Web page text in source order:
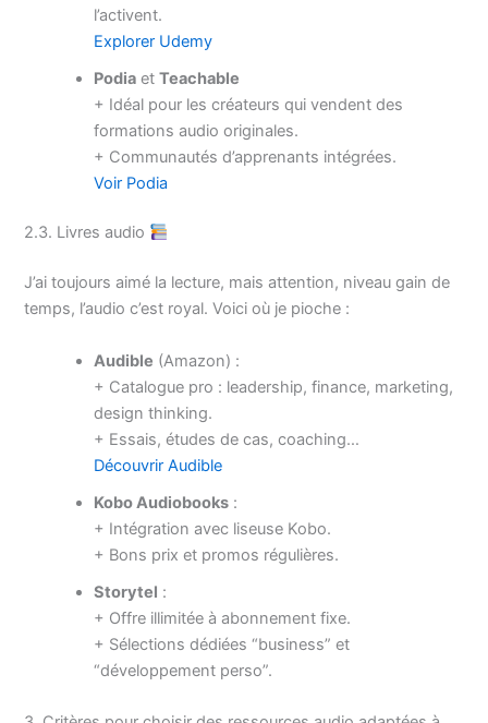
l’activent.
Explorer Udemy
Podia etTeachable
+ Idéal pour les créateurs qui vendent des
formations audio originales.
+ Communautés d’apprenants intégrées.
Voir Podia
2.3. Livres audio
J’ai toujours aimé la lecture, mais attention, niveau gain de
temps, l’audio c’est royal. Voici où je pioche :
Audible (Amazon) :
+ Catalogue pro : leadership, finance, marketing,
design thinking.
+ Essais, études de cas, coaching…
Découvrir Audible
Kobo Audiobooks :
+ Intégration avec liseuse Kobo.
+ Bons prix et promos régulières.
Storytel :
+ Offre illimitée à abonnement fixe.
+ Sélections dédiées “business” et
“développement perso”.